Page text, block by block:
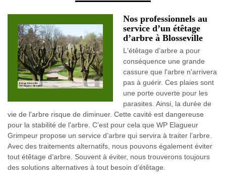
Nos professionnels au
service d’un étêtage
d’arbre à Blosseville
L'étêtage d’arbre a pour
conséquence une grande
cassure que l'arbre n'arrivera
pas à guérir. Ces plaies sont
une porte ouverte pour les
parasites. Ainsi, la durée de
vie de l'arbre risque de diminuer. Cette cavité est dangereuse
pour la stabilité de l'arbre. C’est pour cela que WP Elagueur
Grimpeur propose un service d’arbre qui servira à traiter l’arbre.
Avec des traitements alternatifs, nous pouvons également éviter
tout étêtage d’arbre. Souvent à éviter, nous trouverons toujours
des solutions alternatives à tout besoin d’étêtage.